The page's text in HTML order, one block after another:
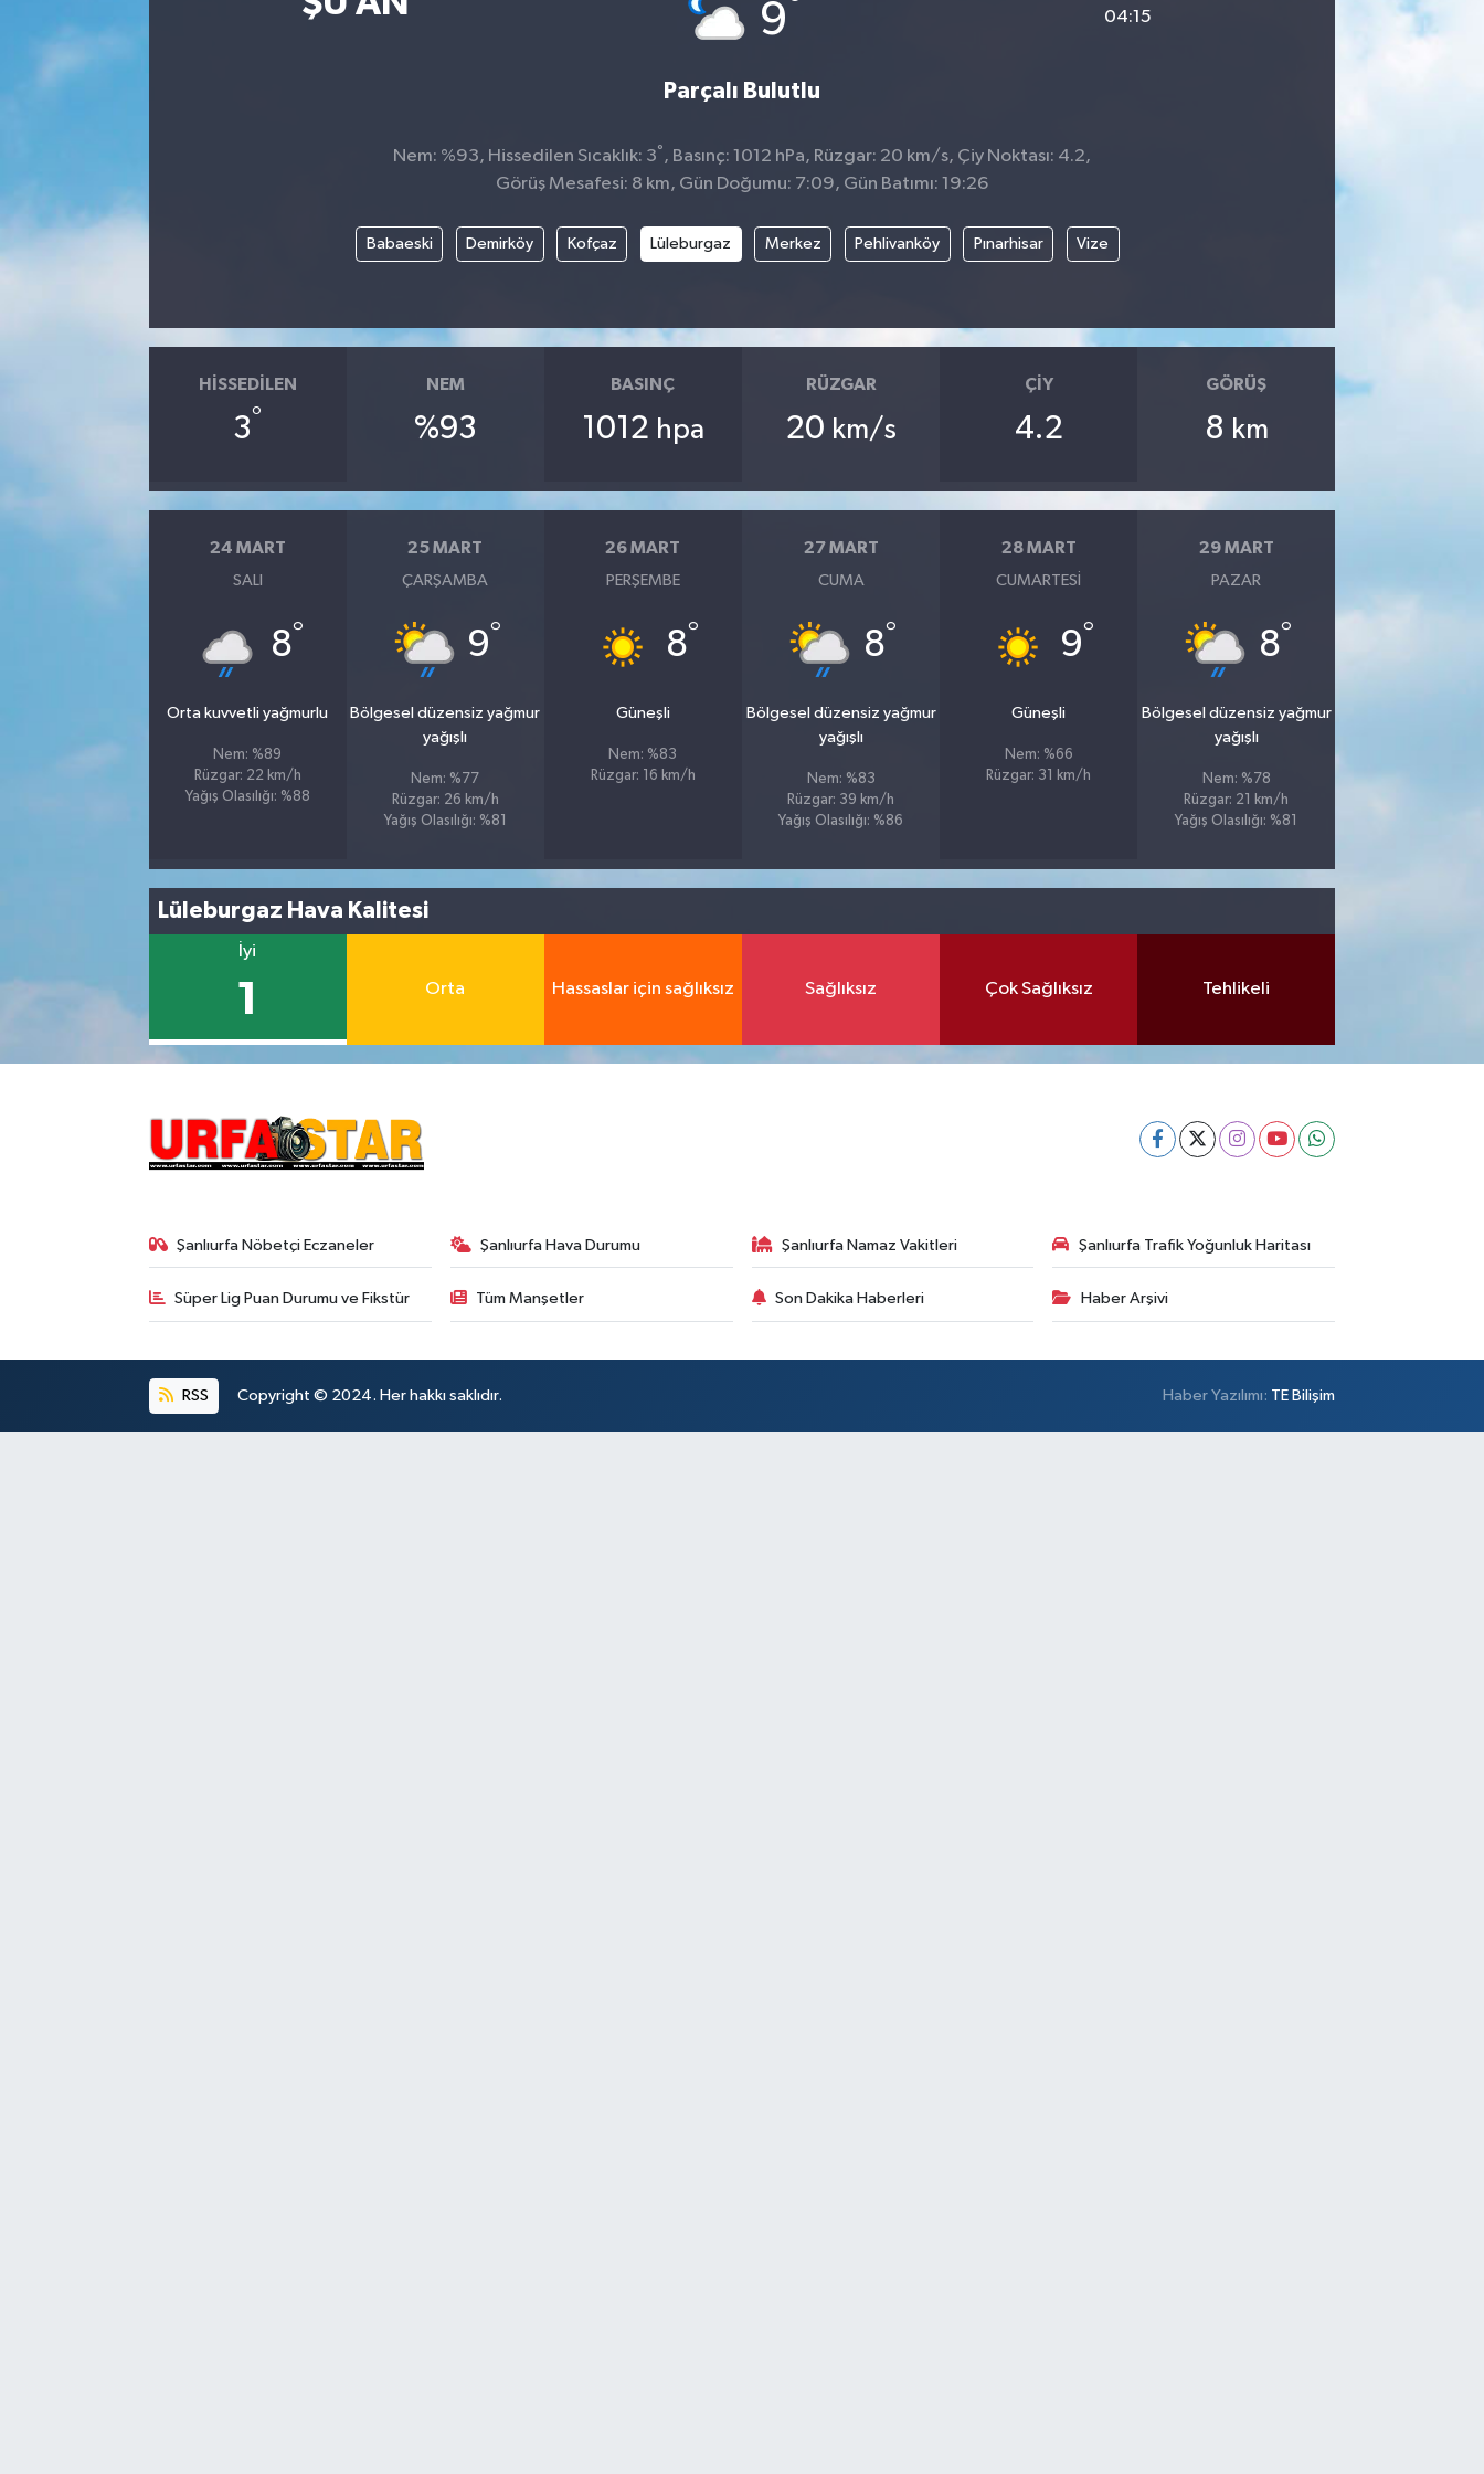
9
Parçalı Bulutlu
04:15
Nem: %93, Hissedilen Sıcaklık: 3° , Basınç: 1012 hPa, Rüzgar: 20 km/s, Çiy Noktası: 4.2,
Görüş Mesafesi: 8 km, Gün Doğumu: 7:09, Gün Batımı: 19:26
Babaeski Demirköy Kofçaz Lüleburgaz Merkez Pehlivanköy Pınarhisar Vize
HISSEDILEN
3°
NEM
%93
BASINÇ
1012 hpa
RÜZGAR
20 km/s
ÇIY
4.2
GÖRÜŞ
8 km
24 MART
SALI
8°
Orta kuvvetli yağmurlu
Nem: %89
Rüzgar: 22 km/h
Yağış Olasılığı: %88
25 MART
ÇARŞAMBA
9°
Bölgesel düzensiz yağmur
yağışlı
Nem: %77
Rüzgar: 26 km/h
Yağış Olasılığı: %81
26 MART
PERŞEMBE
8°
Güneşli
Nem: %83
Rüzgar: 16 km/h
27 MART
CUMA
8°
Bölgesel düzensiz yağmur
yağışlı
Nem: %83
Rüzgar: 39 km/h
Yağış Olasılığı: %86
28 MART
CUMARTESI
9°
Güneşli
Nem: %66
Rüzgar: 31 km/h
29 MART
PAZAR
8°
Bölgesel düzensiz yağmur
yağışlı
Nem: %78
Rüzgar: 21 km/h
Yağış Olasılığı: %81
Lüleburgaz Hava Kalitesi
İyi
1 Orta Hassaslar için sağlıksız Sağlıksız Çok Sağlıksız Tehlikeli
Şanlıurfa Nöbetçi Eczaneler Şanlıurfa Hava Durumu Şanlıurfa Namaz Vakitleri Şanlıurfa Trafik Yoğunluk Haritası
Süper Lig Puan Durumu ve Fikstür Tüm Manşetler Son Dakika Haberleri Haber Arşivi
RSS Copyright © 2024. Her hakkı saklıdır. Haber Yazılımı: TE Bilişim